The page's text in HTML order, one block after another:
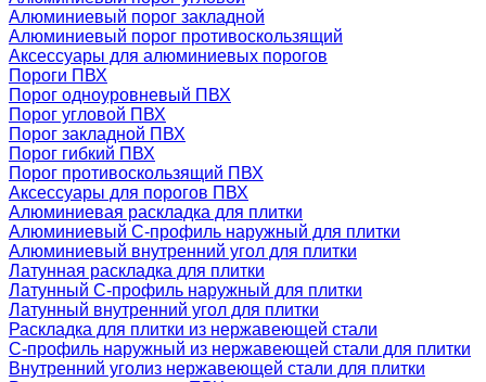
Алюминиевый порог закладной
Алюминиевый порог противоскользящий
Аксессуары для алюминиевых порогов
Пороги ПВХ
Порог одноуровневый ПВХ
Порог угловой ПВХ
Порог закладной ПВХ
Порог гибкий ПВХ
Порог противоскользящий ПВХ
Аксессуары для порогов ПВХ
Алюминиевая раскладка для плитки
Алюминиевый С-профиль наружный для плитки
Алюминиевый внутренний угол для плитки
Латунная раскладка для плитки
Латунный С-профиль наружный для плитки
Латунный внутренний угол для плитки
Раскладка для плитки из нержавеющей стали
С-профиль наружный из нержавеющей стали для плитки
Внутренний уголиз нержавеющей стали для плитки